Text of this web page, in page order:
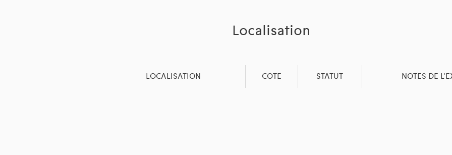
Localisation
LOCALISATION COTE STATUT NOTES DE